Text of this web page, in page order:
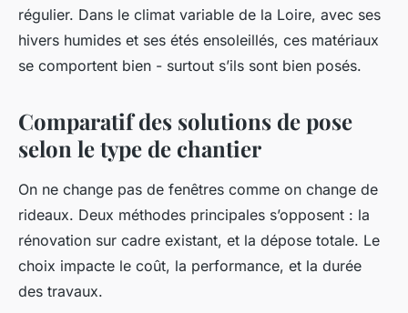
régulier. Dans le climat variable de la Loire, avec ses
hivers humides et ses étés ensoleillés, ces matériaux
se comportent bien - surtout s’ils sont bien posés.
Comparatif des solutions de pose
selon le type de chantier
On ne change pas de fenêtres comme on change de
rideaux. Deux méthodes principales s’opposent : la
rénovation sur cadre existant, et la dépose totale. Le
choix impacte le coût, la performance, et la durée
des travaux.